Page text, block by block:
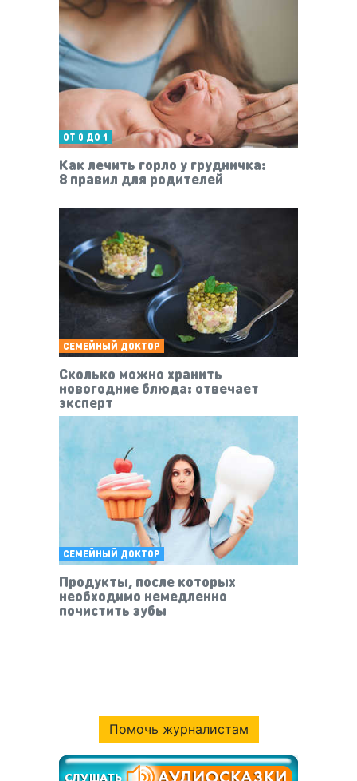
ОТ 0 ДО 1
Как лечить горло у грудничка:
8 правил для родителей
СЕМЕЙНЫЙ ДОКТОР
Сколько можно хранить
новогодние блюда: отвечает
эксперт
СЕМЕЙНЫЙ ДОКТОР
Продукты, после которых
необходимо немедленно
почистить зубы
Помочь журналистам